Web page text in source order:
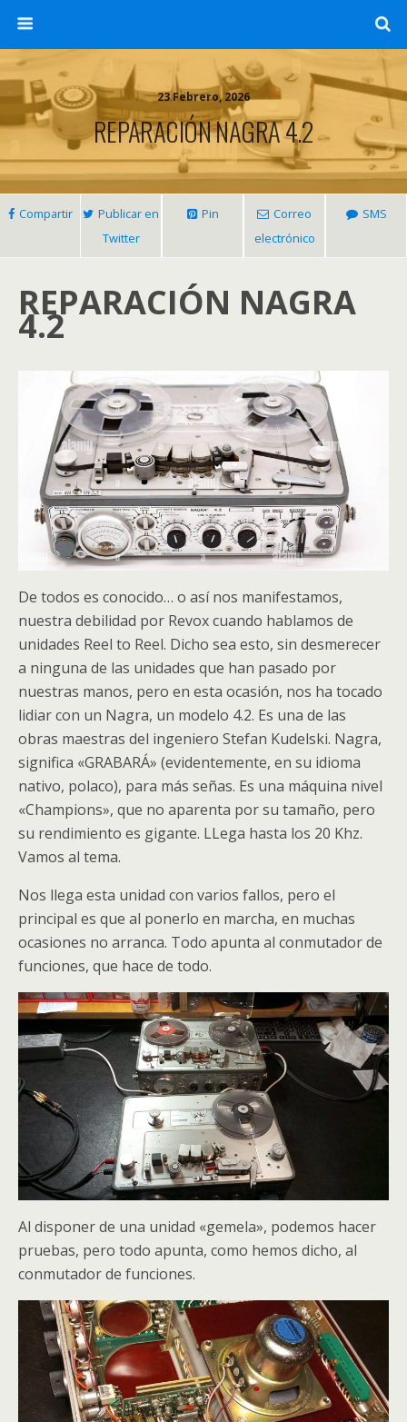
23 Febrero, 2026
REPARACIÓN NAGRA 4.2
Compartir
Publicar en
Twitter
Pin
Correo
electrónico
SMS
REPARACIÓN NAGRA
4.2
De todos es conocido… o así nos manifestamos,
nuestra debilidad por Revox cuando hablamos de
unidades Reel to Reel. Dicho sea esto, sin desmerecer
a ninguna de las unidades que han pasado por
nuestras manos, pero en esta ocasión, nos ha tocado
lidiar con un Nagra, un modelo 4.2. Es una de las
obras maestras del ingeniero Stefan Kudelski. Nagra,
significa «GRABARÁ» (evidentemente, en su idioma
nativo, polaco), para más señas. Es una máquina nivel
«Champions», que no aparenta por su tamaño, pero
su rendimiento es gigante. LLega hasta los 20 Khz.
Vamos al tema.
Nos llega esta unidad con varios fallos, pero el
principal es que al ponerlo en marcha, en muchas
ocasiones no arranca. Todo apunta al conmutador de
funciones, que hace de todo.
Al disponer de una unidad «gemela», podemos hacer
pruebas, pero todo apunta, como hemos dicho, al
conmutador de funciones.